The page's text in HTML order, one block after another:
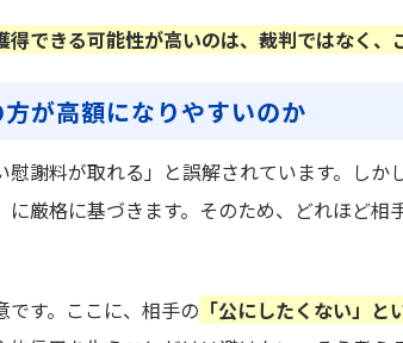
できる可能性が高いのは、裁判ではなく、
が高額になりやすいのか
謝料が取れる」と誤解されています。しか
厳格に基づきます。そのため、どれほど
す。ここに、相手の 「公にしたくない」と